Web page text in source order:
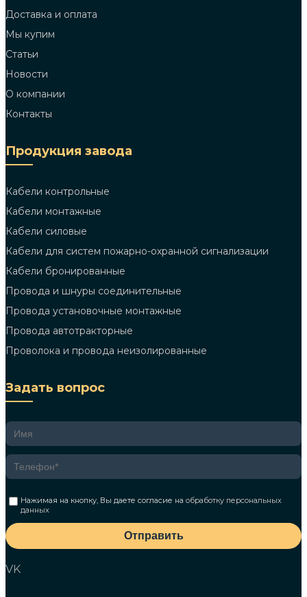
Доставка и оплата
Мы купим
Статьи
Новости
О компании
Контакты
Продукция завода
Кабели контрольные
Кабели монтажные
Кабели силовые
Кабели для систем пожарно-охранной сигнализации
Кабели бронированные
Провода и шнуры соединительные
Провода установочные монтажные
Провода автотракторные
Проволока и провода неизолированные
Задать вопрос
Нажимая на кнопку, Вы даете согласие наобработку персональных
данных
Отправить
VK